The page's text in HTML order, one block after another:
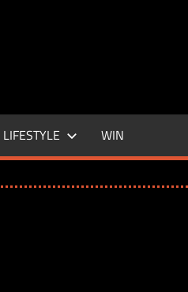
LIFESTYLE WIN